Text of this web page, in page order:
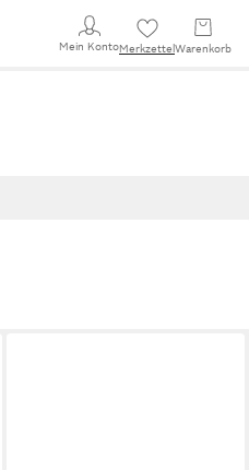
Mein KontoMerkzettel Warenkorb